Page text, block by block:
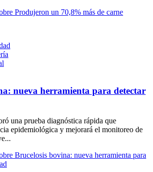
Produjeron un 70,8% más de carne
nueva herramienta para detectar
una prueba diagnóstica rápida que
epidemiológica y mejorará el monitoreo de
Brucelosis bovina: nueva herramienta para